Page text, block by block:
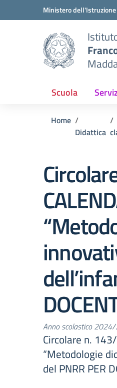
Vai ai contenuti
Vai al menu di navigazione
Ministero
Scuola
Home
Didattica
Anno scolastico
Circolare n.
“Metodologie
del PNRR PER